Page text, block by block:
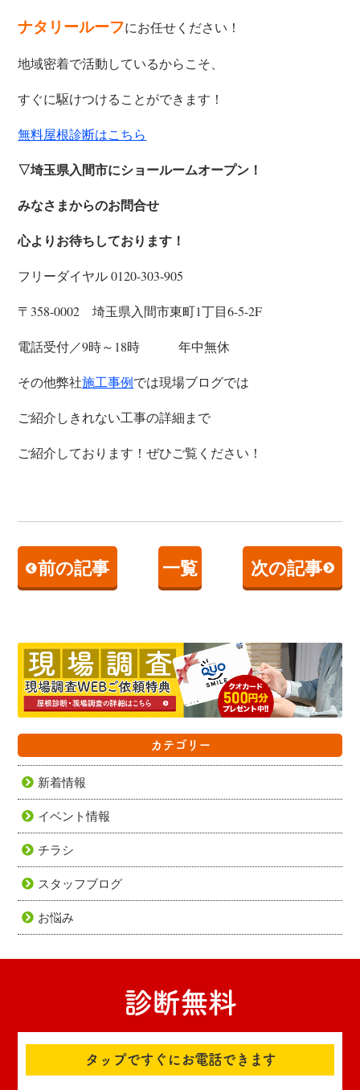
ナタリールーフにお任せください！
地域密着で活動しているからこそ、
すぐに駆けつけることができます！
無料屋根診断はこちら
▽埼玉県入間市にショールームオープン！
みなさまからのお問合せ
心よりお待ちしております！
フリーダイヤル 0120-303-905
〒358-0002 埼玉県入間市東町1丁目6-5-2F
電話受付／9時～18時 年中無休
その他弊社施工事例 では現場ブログでは
ご紹介しきれない工事の詳細まで
ご紹介しております！ぜひご覧ください！
前の記事 一覧 次の記事
カテゴリー
新着情報
イベント情報
チラシ
スタッフブログ
お悩み
診断無料
タップですぐにお電話できます